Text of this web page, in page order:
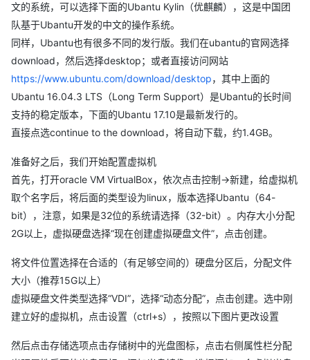
文的系统，可以选择下面的Ubantu Kylin（优麒麟），这是中国团
队基于Ubantu开发的中文的操作系统。
同样，Ubantu也有很多不同的发行版。我们在ubantu的官网选择
download，然后选择desktop；或者直接访问网站
https://www.ubuntu.com/download/desktop，其中上面的
Ubantu 16.04.3 LTS（Long Term Support）是Ubantu的长时间
支持的稳定版本，下面的Ubantu 17.10是最新发行的。
直接点选continue to the download，将自动下载，约1.4GB。
准备好之后，我们开始配置虚拟机
首先，打开oracle VM VirtualBox，依次点击控制->新建，给虚拟机
取个名字后，将后面的类型设为linux，版本选择Ubantu（64-
bit），注意，如果是32位的系统请选择（32-bit）。内存大小分配
2G以上，虚拟硬盘选择“现在创建虚拟硬盘文件”，点击创建。
将文件位置选择在合适的（有足够空间的）硬盘分区后，分配文件
大小（推荐15G以上）
虚拟硬盘文件类型选择“VDI”，选择“动态分配”，点击创建。选中刚
建立好的虚拟机，点击设置（ctrl+s），按照以下图片更改设置
然后点击存储选项点击存储树中的光盘图标，点击右侧属性栏分配